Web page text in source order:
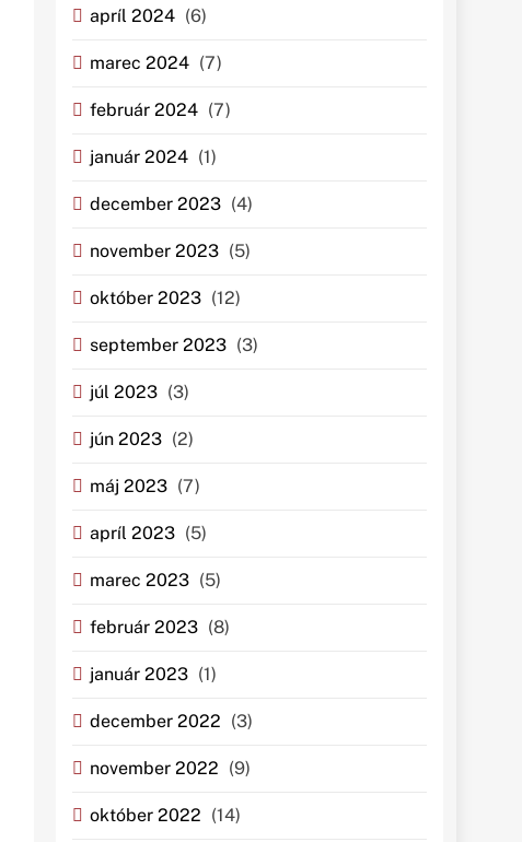
apríl 2024 (6)
marec 2024 (7)
február 2024 (7)
január 2024 (1)
december 2023 (4)
november 2023 (5)
október 2023 (12)
september 2023 (3)
júl 2023 (3)
jún 2023 (2)
máj 2023 (7)
apríl 2023 (5)
marec 2023 (5)
február 2023 (8)
január 2023 (1)
december 2022 (3)
november 2022 (9)
október 2022 (14)